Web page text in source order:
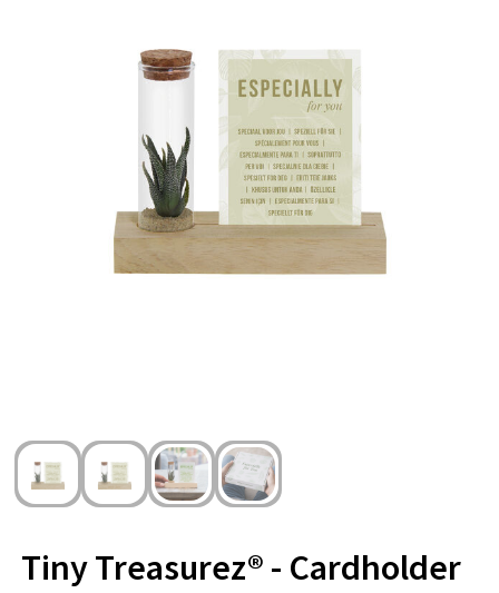
Ademhalingsbescherming
Gehoorbescherming
Oog- en gelaatsbescherming
Hoofdbescherming
Tiny Treasurez® - Cardholder